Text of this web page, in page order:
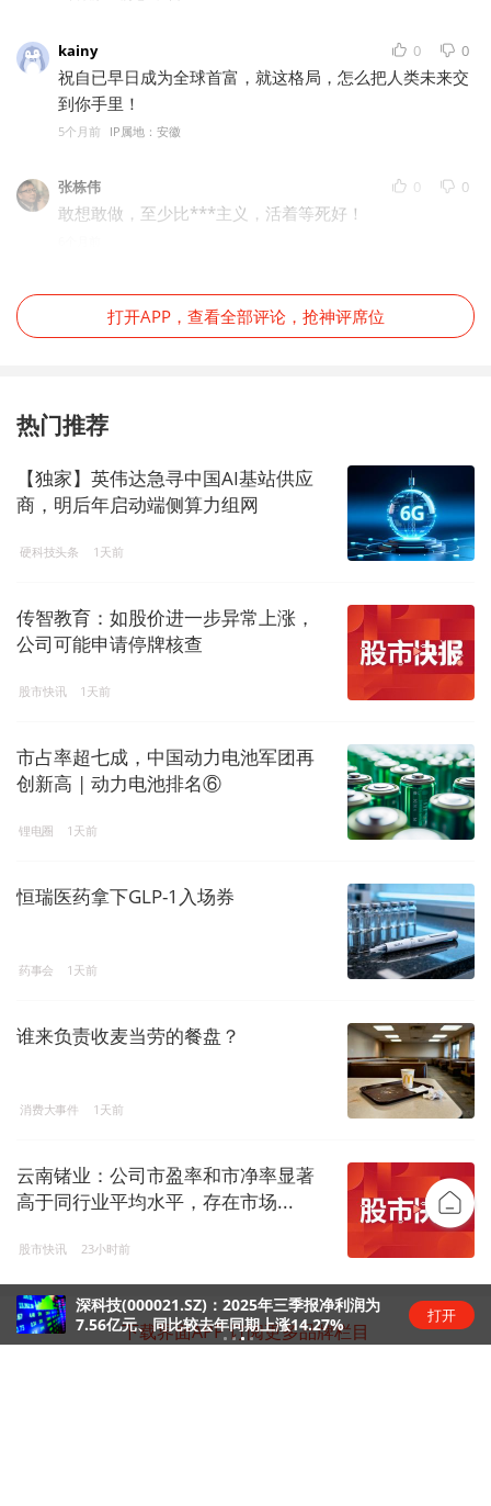
kainy 0 0
祝自已早日成为全球首富，就这格局，怎么把人类未来交
到你手里！
5个月前 IP属地：安徽
张栋伟 0 0
敢想敢做，至少比***主义，活着等死好！
打开APP，查看全部评论，抢神评席位
热门推荐
【独家】英伟达急寻中国AI基站供应
商，明后年启动端侧算力组网
硬科技头条 1天前
传智教育：如股价进一步异常上涨，
公司可能申请停牌核查
股市快讯 1天前
市占率超七成，中国动力电池军团再
创新高 | 动力电池排名⑥
锂电圈 1天前
恒瑞医药拿下GLP-1入场券
药事会 1天前
谁来负责收麦当劳的餐盘？
消费大事件 1天前
云南锗业：公司市盈率和市净率显著
高于同行业平均水平，存在市场...
股市快讯 23小时前
下载界面APP 订阅更多品牌栏目
深科技(000021.SZ)：2025年三季报净利润为
7.56亿元、同比较去年同期上涨14.27%
打开